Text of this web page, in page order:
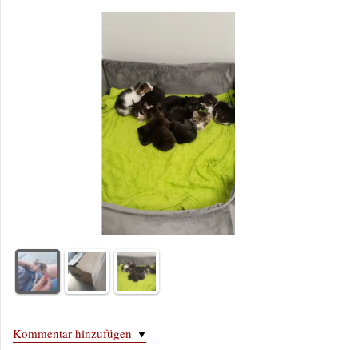
Kommentar hinzufügen